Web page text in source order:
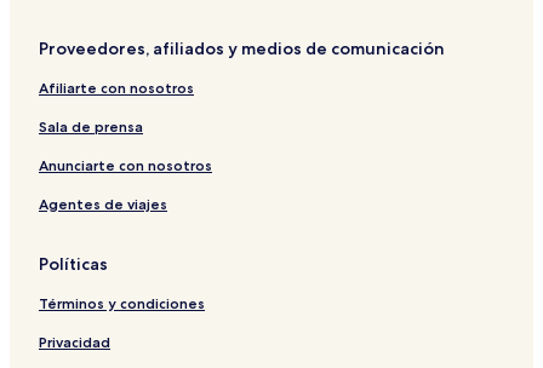
Proveedores, afiliados y medios de comunicación
Afiliarte con nosotros
Sala de prensa
Anunciarte con nosotros
Agentes de viajes
Políticas
Términos y condiciones
Privacidad